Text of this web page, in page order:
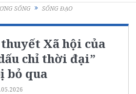
SỐNG SỐNG ĐẠO
Xã hội của
chỉ thời đại”
bỏ qua